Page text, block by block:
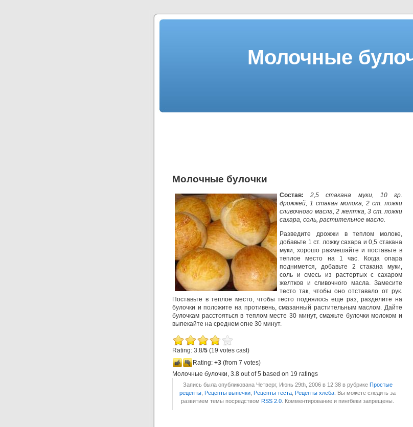
Молочные
Молочные булочки
Состав:2,5 стакана муки, 10 гр.
дрожжей, 1 стакан молока, 2 ст. ложки
сливочного масла, 2 желтка, 3 ст. ложки
сахара, соль, растительное масло.
Разведите дрожжи в теплом молоке,
добавьте 1 ст. ложку сахара и 0,5 стакана
муки, хорошо размешайте и поставьте в
теплое место на 1 час. Когда опара
поднимется, добавьте 2 стакана муки,
соль и смесь из растертых с сахаром
желтков и сливочного масла. Замесите
тесто так, чтобы оно отставало от рук.
Поставьте в теплое место, чтобы тесто поднялось еще раз, разделите на
булочки и положите на противень, смазанный растительным маслом. Дайте
булочкам расстояться в теплом месте 30 минут, смажьте булочки молоком и
выпекайте на среднем огне 30 минут.
Rating: 3.8/5 (19 votes cast)
Rating: +3 (from 7 votes)
Молочные булочки, 3.8 out of5 based on 19 ratings
Запись была опубликована Четверг, Июнь 29th, 2006 в 12:38 в рубрике Простые
рецепты Рецепты выпечки Рецепты теста Рецепты хлеба . Вы можете следить за
развитием темы посредством RSS 2.0 . Комментирование и пингбеки запрещены.